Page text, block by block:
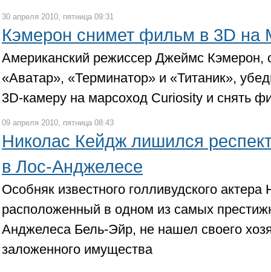
30 апреля 2010, пятница 09:31
Кэмерон снимет фильм в 3D на
Американский режиссер Джеймс Кэмерон,
«Аватар», «Терминатор» и «Титаник»,
3D-камеру на марсоход Curiosity и снять
09 апреля 2010, пятница 08:43
Николас Кейдж лишился
в Лос-Анджелесе
Особняк известного голливудского
расположенный в одном из самых
Анджелеса Бель-Эйр, не нашел своего
заложенного имущества